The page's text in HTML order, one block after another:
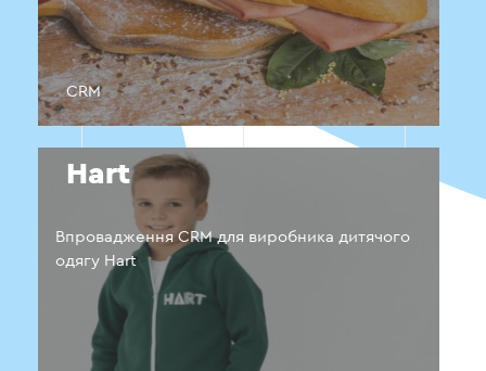
CRM
Hart
Впровадження CRM для виробника дитячого
одягу Hart